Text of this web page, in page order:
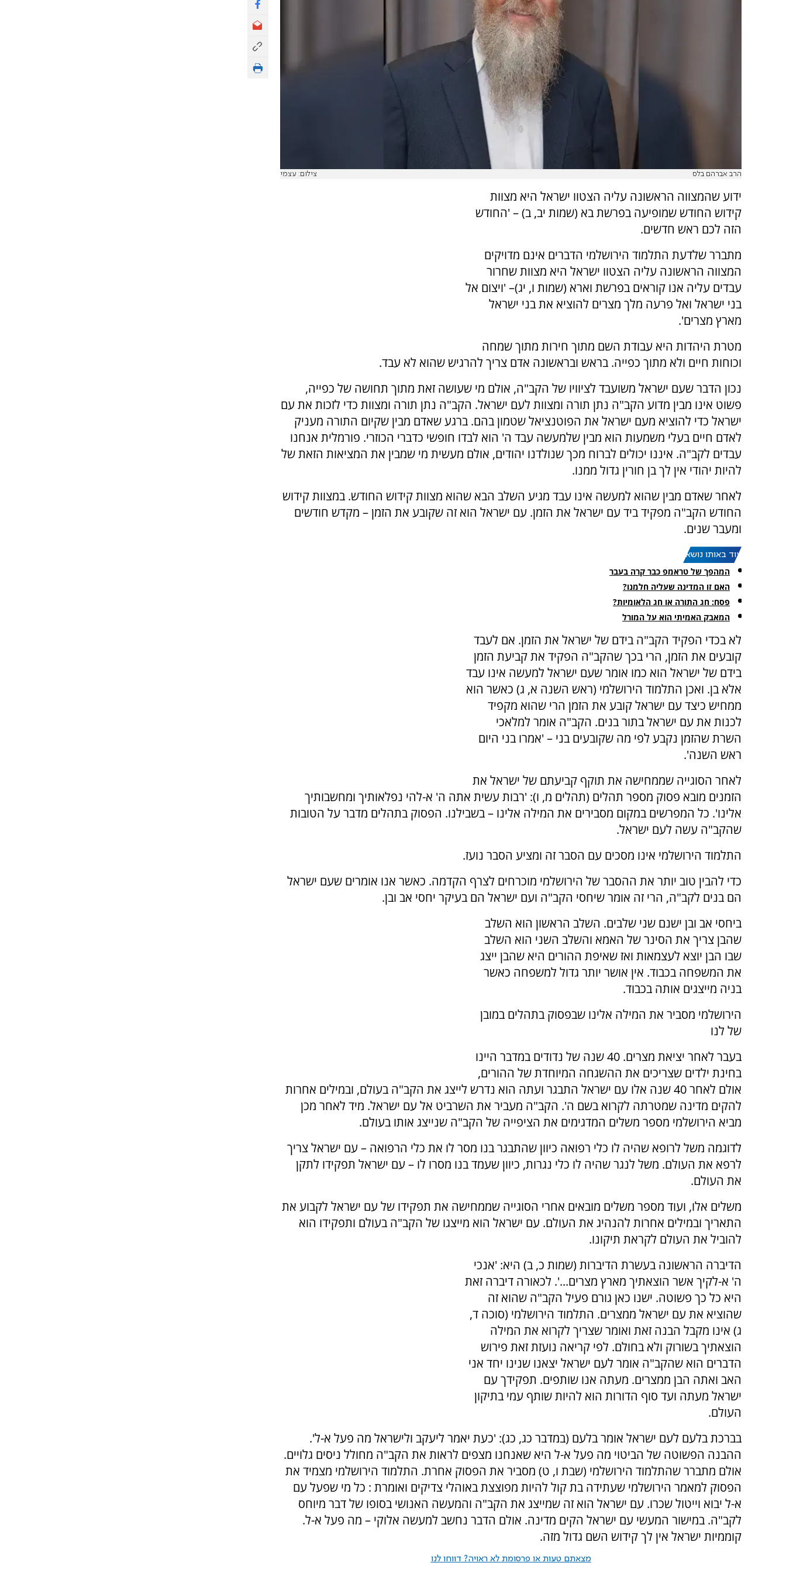
הרב אברהם בלס צילום: עצמי
ידוע שהמצווה הראשונה עליה הצטוו ישראל היא מצוות
קידוש החודש שמופיעה בפרשת בא (שמות יב, ב) – 'החודש
הזה לכם ראש חדשים.
מתברר שלדעת התלמוד הירושלמי הדברים אינם מדויקים
המצווה הראשונה עליה הצטוו ישראל היא מצוות שחרור
עבדים עליה אנו קוראים בפרשת וארא (שמות ו, יג)– 'ויצום אל
בני ישראל ואל פרעה מלך מצרים להוציא את בני ישראל
מארץ מצרים'.
מטרת היהדות היא עבודת השם מתוך חירות מתוך שמחה
וכוחות חיים ולא מתוך כפייה. בראש ובראשונה אדם צריך להרגיש שהוא לא עבד.
נכון הדבר שעם ישראל משועבד לציוויו של הקב"ה, אולם מי שעושה זאת מתוך תחושה של כפייה,
פשוט אינו מבין מדוע הקב"ה נתן תורה ומצוות לעם ישראל. הקב"ה נתן תורה ומצוות כדי לזכות את עם
ישראל כדי להוציא מעם ישראל את הפוטנציאל שטמון בהם. ברגע שאדם מבין שקיום התורה מעניק
לאדם חיים בעלי משמעות הוא מבין שלמעשה עבד ה' הוא לבדו חופשי כדברי הכוזרי. פורמלית אנחנו
עבדים לקב"ה. איננו יכולים לברוח מכך שנולדנו יהודים, אולם מעשית מי שמבין את המציאות הזאת של
להיות יהודי אין לך בן חורין גדול ממנו.
לאחר שאדם מבין שהוא למעשה אינו עבד מגיע השלב הבא שהוא מצוות קידוש החודש. במצוות קידוש
החודש הקב"ה מפקיד ביד עם ישראל את הזמן. עם ישראל הוא זה שקובע את הזמן – מקדש חודשים
ומעבר שנים.
עוד באותו נושא:
המהפך של טראמפ כבר קרה בעבר
האם זו המדינה שעליה חלמנו?
פסח: חג התורה או חג הלאומיות?
המאבק האמיתי הוא על המורל
לא בכדי הפקיד הקב"ה בידם של ישראל את הזמן. אם לעבד
קובעים את הזמן, הרי בכך שהקב"ה הפקיד את קביעת הזמן
בידם של ישראל הוא כמו אומר שעם ישראל למעשה אינו עבד
אלא בן. ואכן התלמוד הירושלמי (ראש השנה א, ג) כאשר הוא
ממחיש כיצד עם ישראל קובע את הזמן הרי שהוא מקפיד
לכנות את עם ישראל בתור בנים. הקב"ה אומר למלאכי
השרת שהזמן נקבע לפי מה שקובעים בני – 'אמרו בני היום
ראש השנה'.
לאחר הסוגייה שממחישה את תוקף קביעתם של ישראל את
הזמנים מובא פסוק מספר תהלים (תהלים מ, ו): 'רבות עשית אתה ה' א-להי נפלאותיך ומחשבותיך
אלינו'. כל המפרשים במקום מסבירים את המילה אלינו – בשבילנו. הפסוק בתהלים מדבר על הטובות
שהקב"ה עשה לעם ישראל.
התלמוד הירושלמי אינו מסכים עם הסבר זה ומציע הסבר נועז.
כדי להבין טוב יותר את ההסבר של הירושלמי מוכרחים לצרף הקדמה. כאשר אנו אומרים שעם ישראל
הם בנים לקב"ה, הרי זה אומר שיחסי הקב"ה ועם ישראל הם בעיקר יחסי אב ובן.
ביחסי אב ובן ישנם שני שלבים. השלב הראשון הוא השלב
שהבן צריך את הסינר של האמא והשלב השני הוא השלב
שבו הבן יוצא לעצמאות ואז שאיפת ההורים היא שהבן ייצג
את המשפחה בכבוד. אין אושר יותר גדול למשפחה כאשר
בניה מייצגים אותה בכבוד.
הירושלמי מסביר את המילה אלינו שבפסוק בתהלים במובן
של לנו
בעבר לאחר יציאת מצרים. 40 שנה של נדודים במדבר היינו
בחינת ילדים שצריכים את ההשגחה המיוחדת של ההורים,
אולם לאחר 40 שנה אלו עם ישראל התבגר ועתה הוא נדרש לייצג את הקב"ה בעולם, ובמילים אחרות
להקים מדינה שמטרתה לקרוא בשם ה'. הקב"ה מעביר את השרביט אל עם ישראל. מיד לאחר מכן
מביא הירושלמי מספר משלים המדגימים את הציפייה של הקב"ה שנייצג אותו בעולם.
לדוגמה משל לרופא שהיה לו כלי רפואה כיוון שהתבגר בנו מסר לו את כלי הרפואה – עם ישראל צריך
לרפא את העולם. משל לנגר שהיה לו כלי נגרות, כיוון שעמד בנו מסרו לו – עם ישראל תפקידו לתקן
את העולם.
משלים אלו, ועוד מספר משלים מובאים אחרי הסוגייה שממחישה את תפקידו של עם ישראל לקבוע את
התאריך ובמילים אחרות להנהיג את העולם. עם ישראל הוא מייצגו של הקב"ה בעולם ותפקידו הוא
להוביל את העולם לקראת תיקונו.
הדיברה הראשונה בעשרת הדיברות (שמות כ, ב) היא: 'אנכי
ה' א-לקיך אשר הוצאתיך מארץ מצרים...'. לכאורה דיברה זאת
היא כל כך פשוטה. ישנו כאן גורם פעיל הקב"ה שהוא זה
שהוציא את עם ישראל ממצרים. התלמוד הירושלמי (סוכה ד,
ג) אינו מקבל הבנה זאת ואומר שצריך לקרוא את המילה
הוצאתיך בשורוק ולא בחולם. לפי קריאה נועזת זאת פירוש
הדברים הוא שהקב"ה אומר לעם ישראל יצאנו שנינו יחד אני
האב ואתה הבן ממצרים. מעתה אנו שותפים. תפקידך עם
ישראל מעתה ועד סוף הדורות הוא להיות שותף עמי בתיקון
העולם.
בברכת בלעם לעם ישראל אומר בלעם (במדבר כג, כג): 'כעת יאמר ליעקב ולישראל מה פעל א-ל'.
ההבנה הפשוטה של הביטוי מה פעל א-ל היא שאנחנו מצפים לראות את הקב"ה מחולל ניסים גלויים.
אולם מתברר שהתלמוד הירושלמי (שבת ו, ט) מסביר את הפסוק אחרת. התלמוד הירושלמי מצמיד את
הפסוק למאמר הירושלמי שעתידה בת קול להיות מפוצצת באוהלי צדיקים ואומרת : כל מי שפעל עם
א-ל יבוא וייטול שכרו. עם ישראל הוא זה שמייצג את הקב"ה והמעשה האנושי בסופו של דבר מיוחס
לקב"ה. במישור המעשי עם ישראל הקים מדינה. אולם הדבר נחשב למעשה אלוקי – מה פעל א-ל.
קוממיות ישראל אין לך קידוש השם גדול מזה.
מצאתם טעות או פרסומת לא ראויה? דווחו לנו